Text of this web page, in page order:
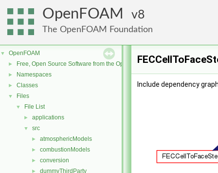
OpenFOAM 8
The OpenFOAM Foundation
▼ OpenFOAM
► Free, Open Source Software from the OpenFOAM Foundation
► Namespaces
► Classes
▼ Files
▼ File List
► applications
▼ src
► atmosphericModels
► combustionModels
► conversion
► dummyThirdParty
Include dependency